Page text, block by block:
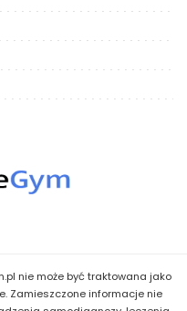
nie może być traktowana jako
Zamieszczone informacje nie